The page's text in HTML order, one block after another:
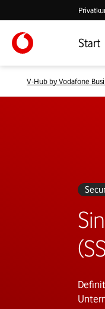
Start
V-Hub by Vodafone